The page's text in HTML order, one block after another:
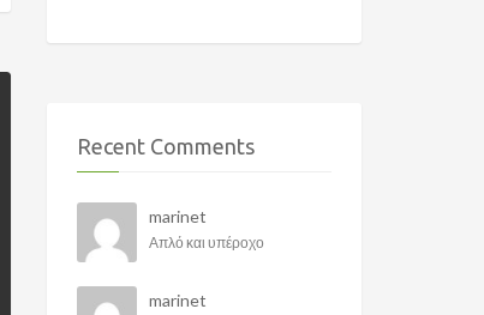
Recent Comments
marinet
Απλό και υπέροχο
marinet